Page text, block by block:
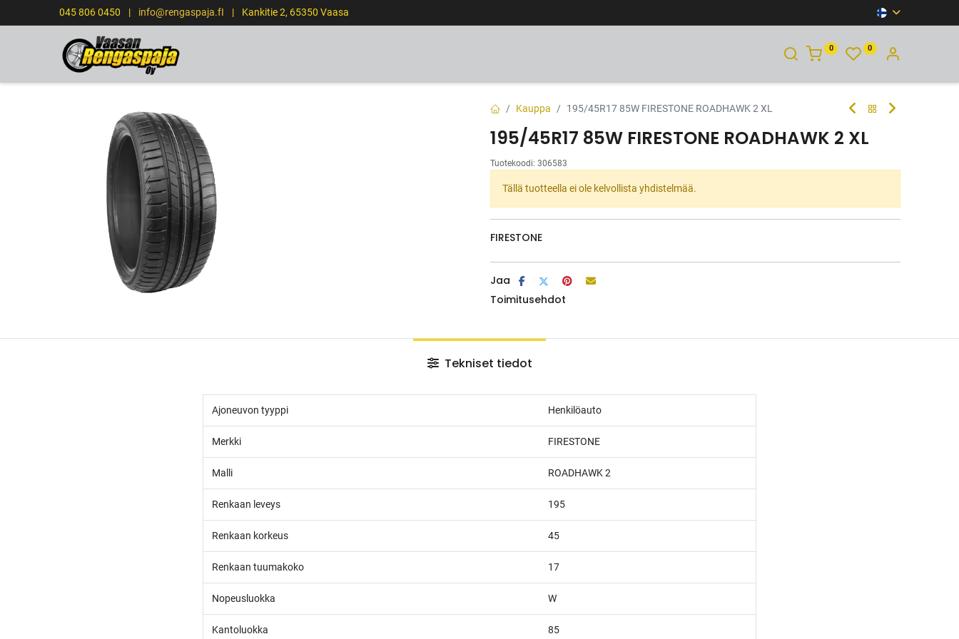
045 806 0450 | info@rengaspaja.fI | Kankitie 2, 65350 Vaasa
0 0
Kauppa 195/45R17 85W FIRESTONE ROADHAWK 2 XL
195/45R17 85W FIRESTONE ROADHAWK 2 XL
Tuotekoodi: 306583
Tällä tuotteella ei ole kelvollista yhdistelmää.
FIRESTONE
Jaa
Toimitusehdot
Tekniset tiedot
Ajoneuvon tyyppi Henkilöauto
Merkki FIRESTONE
Malli ROADHAWK 2
Renkaan leveys 195
Renkaan korkeus 45
Renkaan tuumakoko 17
Nopeusluokka W
Kantoluokka 85